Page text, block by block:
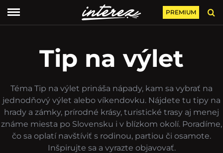
PREMIUM
Tip na výlet
Téma Tip na výlet prináša nápady, kam sa vybrať na
jednodňový výlet alebo víkendovku. Nájdete tu tipy na
hrady a zámky, prírodné krásy, turistické trasy aj menej
známe miesta po Slovensku i v blízkom okolí. Poradíme,
čo sa oplatí navštíviť s rodinou, partiou či osamote.
Inšpirujte sa a vyrazte objavovať.